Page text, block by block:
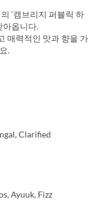
‘캠브리지 퍼블릭 하
아옵니다.
매력적인 맛과 향을 가
.
Clarified
Ayuuk, Fizz